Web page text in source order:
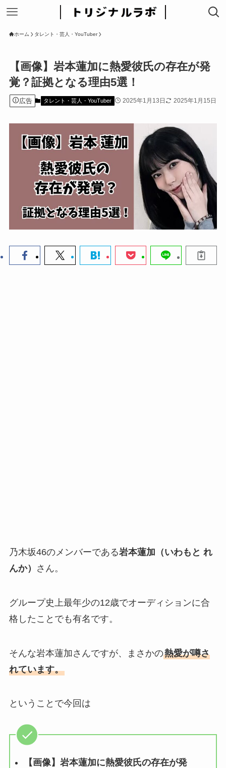
ホーム タレント・芸人・YouTuber
【画像】岩本蓮加に熱愛彼氏の存在が発
覚？証拠となる理由5選！
広告 タレント・芸人・YouTuber 2025年1月13日 2025年1月15日
乃木坂46のメンバーである岩本蓮加（いわもと れ
んか）
さん。
グループ史上最年少の12歳でオーディションに合
格したことでも有名です。
そんな岩本蓮加さんですが、まさかの熱愛が噂さ
れています。
ということで今回は
【画像】岩本蓮加に熱愛彼氏の存在が発